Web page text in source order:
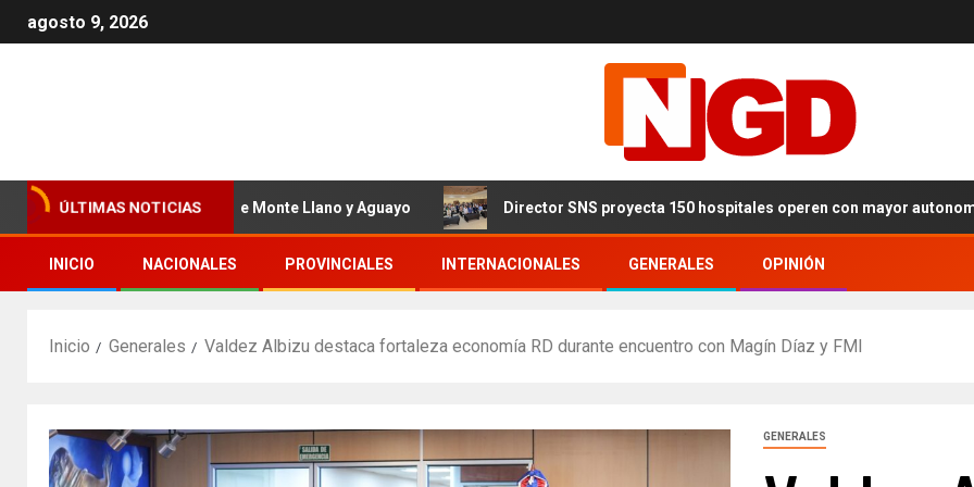
agosto 9, 2026
ÚLTIMAS NOTICIAS
de Primer Nivel de Monte Llano y Aguayo Director SNS proyecta 150 hospitales operen con mayor autonomía en los
INICIO NACIONALES PROVINCIALES INTERNACIONALES GENERALES OPINIÓN
Inicio Generales Valdez Albizu destaca fortaleza economía RD durante encuentro con Magín Díaz y FMI
GENERALES